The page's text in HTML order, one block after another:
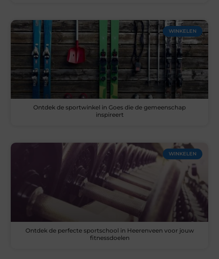
WINKELEN
Ontdek de sportwinkel in Goes die de gemeenschap
inspireert
WINKELEN
Ontdek de perfecte sportschool in Heerenveen voor jouw
fitnessdoelen